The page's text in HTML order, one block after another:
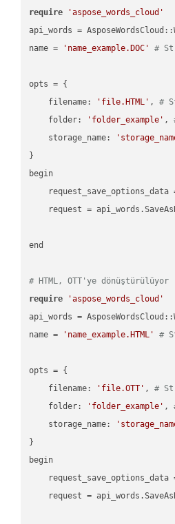
require
'aspose_words_cloud'
api_words =
name =
'name_example.DOC' #
opts = {
    filename:
'file.HTML' , #
    folder:
'folder_example' ,
    storage_name:
}
begin
request_save_options_data
request =
end
# HTML, OTT'ye dönüştürülüyor
require
'aspose_words_cloud'
api_words =
name =
'name_example.HTML' #
opts = {
    filename:
'file.OTT' , #
    folder:
'folder_example' ,
    storage_name:
}
begin
request_save_options_data
request =